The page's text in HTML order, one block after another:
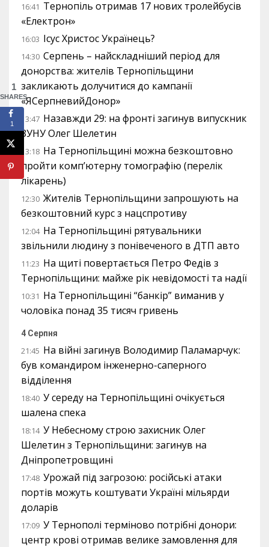
16:41 Тернопіль отримав 17 нових тролейбусів
«Електрон»
16:03 Ісус Христос Українець?
14:30 Серпень – найскладніший період для
донорства: жителів Тернопільщини
закликають долучитися до кампанії
«ЯСерпневийДонор»
13:47 Назавжди 29: на фронті загинув випускник
ЗУНУ Олег Шелетин
13:18 На Тернопільщині можна безкоштовно
пройти комп’ютерну томографію (перелік
лікарень)
12:30 Жителів Тернопільщини запрошують на
безкоштовний курс з нацспротиву
12:04 На Тернопільщині рятувальники
звільнили людину з понівеченого в ДТП авто
11:23 На щиті повертається Петро Федів з
Тернопільщини: майже рік невідомості та надії
10:31 На Тернопільщині “банкір” виманив у
чоловіка понад 35 тисяч гривень
4 Серпня
21:45 На війні загинув Володимир Паламарчук:
був командиром інженерно-саперного
відділення
18:40 У середу на Тернопільщині очікується
шалена спека
18:14 У Небесному строю захисник Олег
Шелетин з Тернопільщини: загинув на
Дніпропетровщині
17:48 Урожай під загрозою: російські атаки
портів можуть коштувати Україні мільярди
доларів
17:09 У Тернополі терміново потрібні донори:
центр крові отримав велике замовлення для
1
SHARES
1